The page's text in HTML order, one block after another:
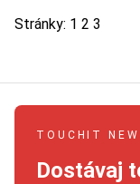
Stránky: 1 2 3
TOUCHIT
Dostávaj